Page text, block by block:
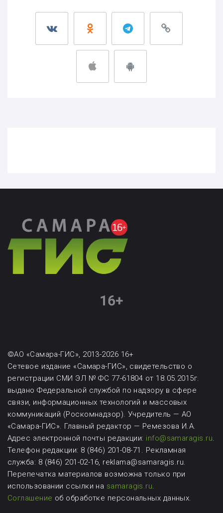
©АО «Самара-ГИС», 2013-2026 16+
Сетевое издание «Самара-ГИС», свидетельство о
регистрации СМИ ЭЛ № ФС 77-61804 от 18.05.2015г.
выдано Федеральной службой по надзору в сфере
связи, информационных технологий и массовых
коммуникаций (Роскомнадзор). Учредитель — АО
«Самара-ГИС». Главный редактор — Ремезова И.А.
Адрес электронной почты редакции: info@samaragis.ru.
Телефон редакции: 8 (846) 201-08-71. Рекламная
служба: 8 (846) 201-02-16, reklama@samaragis.ru.
Перепечатка материалов возможнатолько при
использовании ссылки на samaragis.ru.
Соглашение об обработке персональных данных.